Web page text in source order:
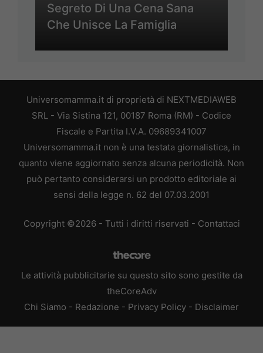
Segreto Di Una Cena Sana
Che Unisce La Famiglia
Universomamma.it di proprietà di NEXTMEDIAWEB
SRL - Via Sistina 121, 00187 Roma (RM) - Codice
Fiscale e Partita I.V.A. 09689341007
Universomamma.it non è una testata giornalistica, in
quanto viene aggiornato senza alcuna periodicità. Non
può pertanto considerarsi un prodotto editoriale ai
sensi della legge n. 62 del 07.03.2001
Copyright ©2026 - Tutti i diritti riservati - Contattaci
Le attività pubblicitarie su questo sito sono gestite da
theCoreAdv
Chi Siamo - Redazione - Privacy Policy - Disclaimer